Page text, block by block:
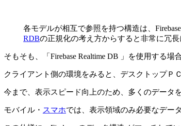
各モデルが相互で参照を持つ構造は、
RDBの正規化の考え方からすると非常に冗
そもそも、「Firebase Realtime DB 」を使用する
クライアント側の環境をみると、デスクトップＰ
今まで、表示スピード向上のため、多くのデータ
モバイル・ スマホでは、表示領域のみ必要なデー